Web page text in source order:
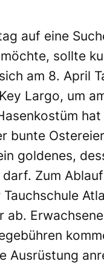
auf eine
sollte
am 8. April
Largo, um
bunte
goldenes,
Zum
ab.
Ausrüstung